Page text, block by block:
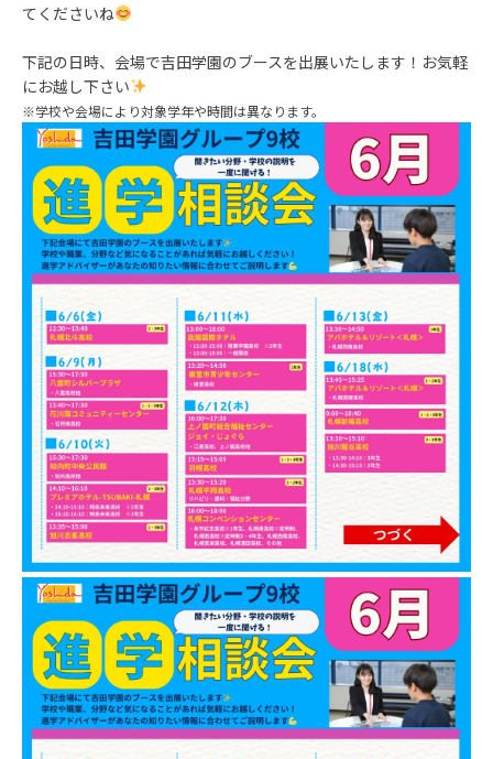
てくださいね
下記の日時、会場で吉田学園のブースを出展いたします！お気軽
にお越し下さい
※学校や会場により対象学年や時間は異なります。